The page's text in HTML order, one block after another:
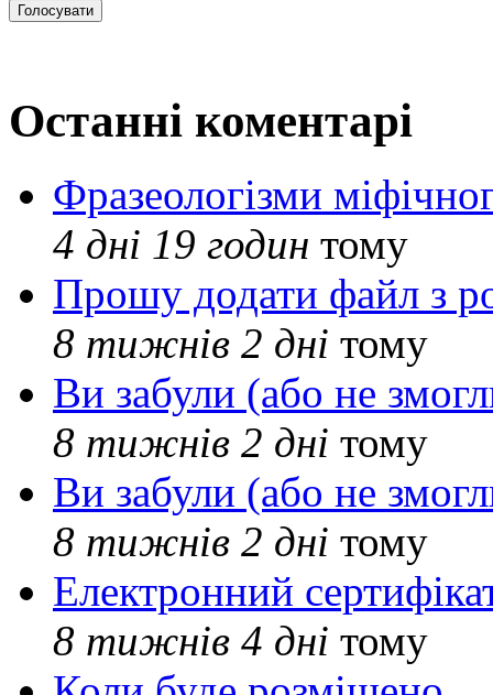
Останні коментарі
Фразеологізми
4 дні 19 годин тому
Прошу додати файл з
8 тижнів 2 дні тому
Ви забули (або не
8 тижнів 2 дні тому
Ви забули (або не
8 тижнів 2 дні тому
Електронний
8 тижнів 4 дні тому